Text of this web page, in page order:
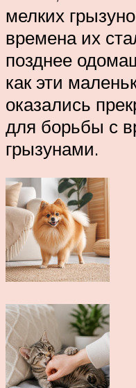
мелких
времена их
позднее
как эти
оказались
для борьбы с
грызунами.